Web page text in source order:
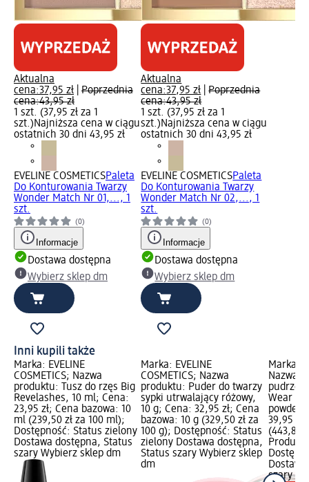
Aktualna
cena:37,95 zł
Poprzednia
cena:43,95 zł
1 szt. (37,95 zł za 1
szt.)Najniższa cena w ciągu
ostatnich 30 dni 43,95 zł
EVELINE COSMETICSPaleta
Do Konturowania Twarzy
Wonder Match Nr 01,..., 1
szt.
(0)
Informacje
Dostawa dostępna
Wybierz sklep dm
Aktualna
cena:37,95 zł |Poprzednia
cena:43,95 zł
1 szt. (37,95 zł za 1
szt.)Najniższa cena w ciągu
ostatnich 30 dni 43,95 zł
EVELINE COSMETICSPaleta
Do Konturowania Twarzy
Wonder Match Nr 02,..., 1
szt.
(0)
Informacje
Dostawa dostępna
Wybierz sklep dm
Inni kupili także
Marka: EVELINE
COSMETICS; Nazwa
produktu: Tusz do rzęs Big
Revelashes, 10 ml; Cena:
23,95 zł; Cena bazowa: 10
ml (239,50 zł za 100 ml);
Dostępność: Status zielony
Dostawa dostępna, Status
szary Wybierz sklep dm
Marka: EVELINE
COSMETICS; Nazwa
produktu: Puder do twarzy
sypki utrwalający różowy,
10 g; Cena: 32,95 zł; Cena
bazowa: 10 g (329,50 zł za
100 g); Dostępność: Status
zielony Dostawa dostępna,
Status szary Wybierz sklep
dm
Marka:
Nazwa
pudrze
Wear
powder
39,95
(443,89
szary